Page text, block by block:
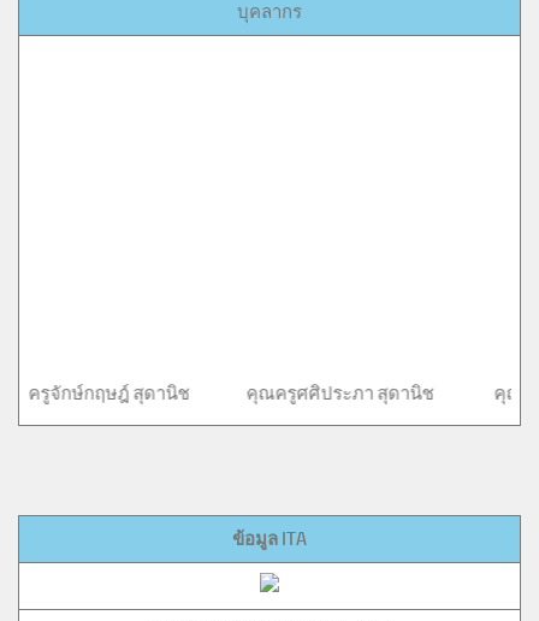
บุคลากร
านิช คุณครูศศิประภา สุดานิช คุณครูกรประ
ข้อมูล ITA